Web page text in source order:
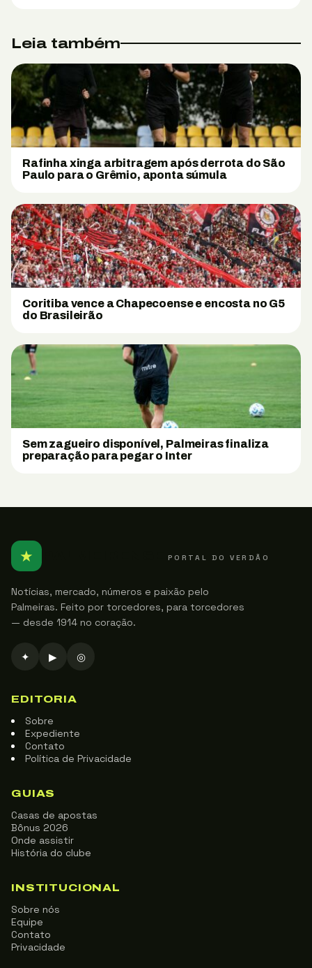
Leia também
Rafinha xinga arbitragem após derrota do São
Paulo para o Grêmio, aponta súmula
Coritiba vence a Chapecoense e encosta no G5
do Brasileirão
Sem zagueiro disponível, Palmeiras finaliza
preparação para pegar o Inter
★ PORTAL DO VERDÃO
Notícias, mercado, números e paixão pelo
Palmeiras. Feito por torcedores, para torcedores
— desde 1914 no coração.
✦ ▶ ◎
EDITORIA
Sobre
Expediente
Contato
Política de Privacidade
GUIAS
Casas de apostas
Bônus 2026
Onde assistir
História do clube
INSTITUCIONAL
Sobre nós
Equipe
Contato
Privacidade